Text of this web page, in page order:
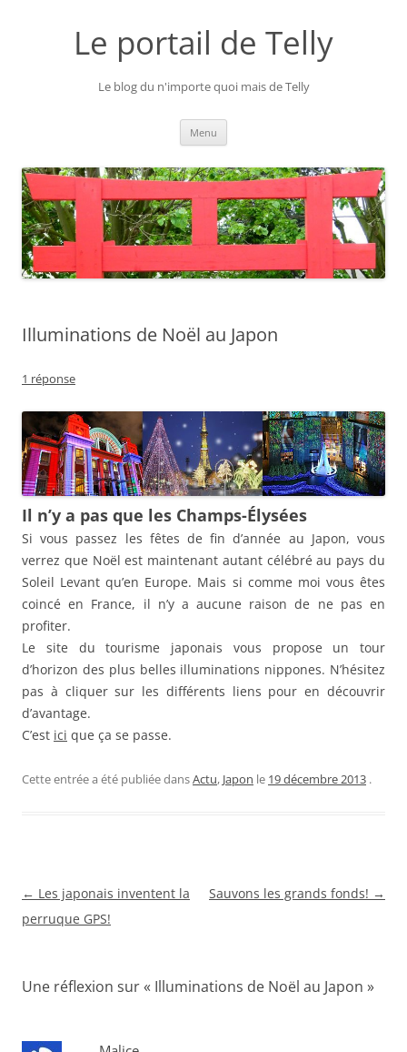
Le portail de Telly
Le blog du n'importe quoi mais de Telly
Menu
Illuminations de Noël au Japon
1 réponse
Il n’y a pas que les Champs-Élysées
Si vous passez les fêtes de fin d’année au Japon, vous
verrez que Noël est maintenant autant célébré au pays du
Soleil Levant qu’en Europe. Mais si comme moi vous êtes
coincé en France, il n’y a aucune raison de ne pas en
profiter.
Le site du tourisme japonais vous propose un tour
d’horizon des plus belles illuminations nippones. N’hésitez
pas à cliquer sur les différents liens pour en découvrir
d’avantage.
C’est ici que ça se passe.
Cette entrée a été publiée dansActu, Japon le 19 décembre 2013 .
Navigation
des
← Les japonais inventent la
perruque GPS!
Sauvons les grands fonds! →
Une réflexion sur « Illuminations de Noël au Japon »